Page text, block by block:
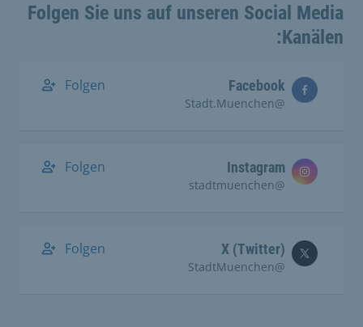
Folgen Sie uns auf unseren Social Media
Kanälen:
Facebook
@Stadt.Muenchen
Folgen
Instagram
@stadtmuenchen
Folgen
X (Twitter)
@StadtMuenchen
Folgen